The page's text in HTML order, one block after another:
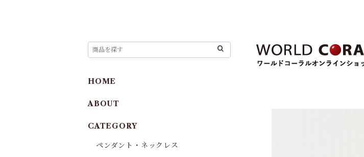
HOME
ABOUT
CATEGORY
ペンダント・ネックレス